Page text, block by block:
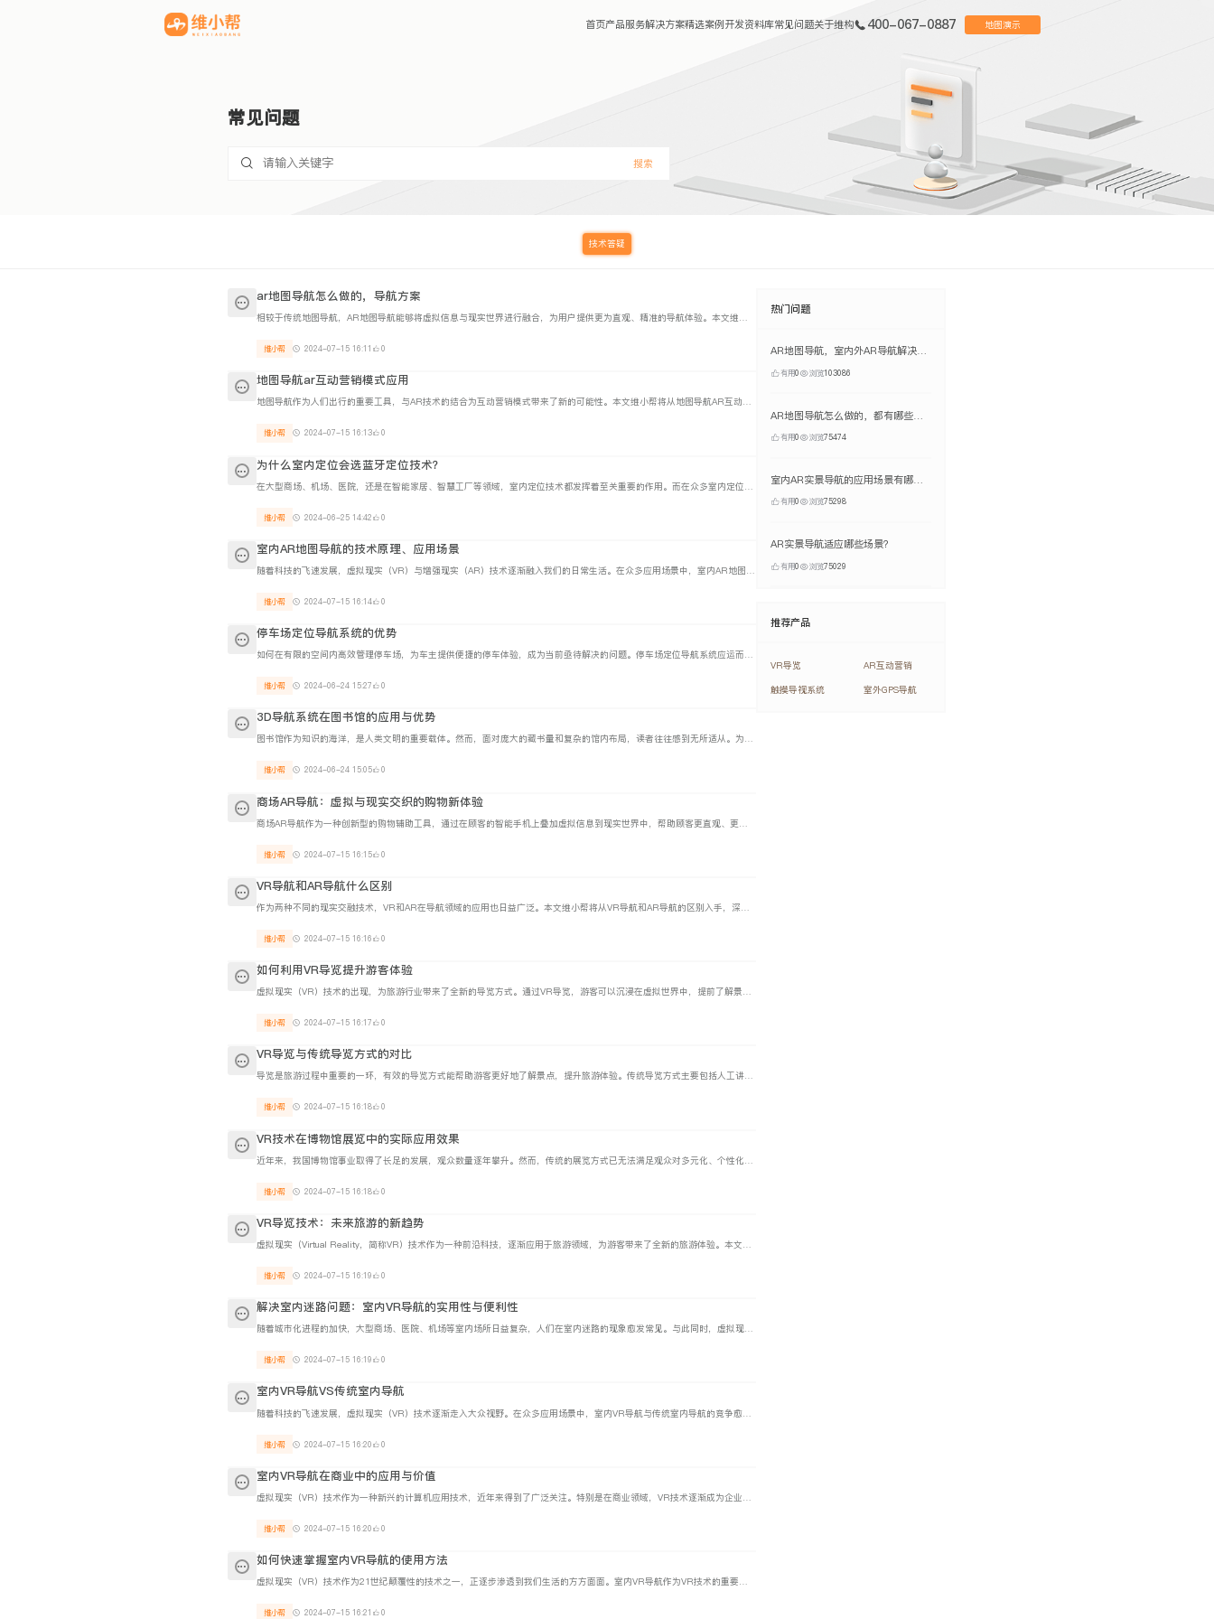
首页产品服务解决方案精选案例开发资料库常见问题关于维构 400-067-0887 地图演示
常见问题
搜索
技术答疑
ar地图导航怎么做的，导航方案
相较于传统地图导航，AR地图导航能够将虚拟信息与现实世界进行融合，为用户提供更为直观、精准的导航体验。本文维小帮将对AR地图导航的技术原理、实现方案的介绍。
维小帮 2024-07-15 16:11 0
地图导航ar互动营销模式应用
地图导航作为人们出行的重要工具，与AR技术的结合为互动营销模式带来了新的可能性。本文维小帮将从地图导航AR互动营销的背景、特点、应用场景等方面进行深入介绍。
维小帮 2024-07-15 16:13 0
为什么室内定位会选蓝牙定位技术？
在大型商场、机场、医院，还是在智能家居、智慧工厂等领域，室内定位技术都发挥着至关重要的作用。而在众多室内定位技术中，蓝牙定位技术是室内定位的主流选择。那么，为什么室内定位一般会选择蓝牙定位技术呢？本文维小帮将从以下几个方面进行分析介绍。
维小帮 2024-06-25 14:42 0
室内AR地图导航的技术原理、应用场景
随着科技的飞速发展，虚拟现实（VR）与增强现实（AR）技术逐渐融入我们的日常生活。在众多应用场景中，室内AR地图导航无疑是一项极具创新与实用价值的突破。本文维小帮将从室内AR地图导航的技术原理、应用场景等角度展开介绍。
维小帮 2024-07-15 16:14 0
停车场定位导航系统的优势
如何在有限的空间内高效管理停车场，为车主提供便捷的停车体验，成为当前亟待解决的问题。停车场定位导航系统应运而生，通过整合车辆管理系统，提供车位引导、反向寻车等一体化室内导航解决方案，为解决停车难题带来了新思路。
维小帮 2024-06-24 15:27 0
3D导航系统在图书馆的应用与优势
图书馆作为知识的海洋，是人类文明的重要载体。然而，面对庞大的藏书量和复杂的馆内布局，读者往往感到无所适从。为了解决这一问题，3D导航系统应运而生。为了解决这一问题，3D导航系统应运而生。
维小帮 2024-06-24 15:05 0
商场AR导航：虚拟与现实交织的购物新体验
商场AR导航作为一种创新型的购物辅助工具，通过在顾客的智能手机上叠加虚拟信息到现实世界中，帮助顾客更直观、更便捷地找到他们想要的商品或店铺。本文维小帮将从商场AR导航的技术原理、应用场景等方面展开介绍。
维小帮 2024-07-15 16:15 0
VR导航和AR导航什么区别
作为两种不同的现实交融技术，VR和AR在导航领域的应用也日益广泛。本文维小帮将从VR导航和AR导航的区别入手，深入探讨这两种技术在导航领域的区别。
维小帮 2024-07-15 16:16 0
如何利用VR导览提升游客体验
虚拟现实（VR）技术的出现，为旅游行业带来了全新的导览方式。通过VR导览，游客可以沉浸在虚拟世界中，提前了解景区特色，提升旅游体验。本文将从多个角度探讨如何利用VR导览技术提升游客体验。
维小帮 2024-07-15 16:17 0
VR导览与传统导览方式的对比
导览是旅游过程中重要的一环，有效的导览方式能帮助游客更好地了解景点，提升旅游体验。传统导览方式主要包括人工讲解、语音导览器、宣传册等，而随着科技的发展，VR导览逐渐成为旅游市场的新宠。本文维小帮将从多个维度对比分析VR导览与传统导览方式的优势和劣势。
维小帮 2024-07-15 16:18 0
VR技术在博物馆展览中的实际应用效果
近年来，我国博物馆事业取得了长足的发展，观众数量逐年攀升。然而，传统的展览方式已无法满足观众对多元化、个性化展览的需求。在此背景下，VR技术凭借其沉浸式、互动性强的特点，为博物馆展览提供了新的可能性。
维小帮 2024-07-15 16:18 0
VR导览技术：未来旅游的新趋势
虚拟现实（Virtual Reality，简称VR）技术作为一种前沿科技，逐渐应用于旅游领域，为游客带来了全新的旅游体验。本文维小帮将从VR技术在旅游导览中的应用和前景两个方面展开论述，探讨未来旅游市场的新趋势。
维小帮 2024-07-15 16:19 0
解决室内迷路问题：室内VR导航的实用性与便利性
随着城市化进程的加快，大型商场、医院、机场等室内场所日益复杂，人们在室内迷路的现象愈发常见。与此同时，虚拟现实（VR）技术逐渐应用于室内导航领域，为解决室内迷路问题提供了新的可能。本文维小帮将从室内VR导航的实用性与便利性两个方面，探讨这一技术为室内出行带来的变革。
维小帮 2024-07-15 16:19 0
室内VR导航VS传统室内导航
随着科技的飞速发展，虚拟现实（VR）技术逐渐走入大众视野。在众多应用场景中，室内VR导航与传统室内导航的竞争愈发激烈。本文维小帮将从技术原理、用户体验、应用场景等方面对比这两种导航方式，探讨各自的优缺点。
维小帮 2024-07-15 16:20 0
室内VR导航在商业中的应用与价值
虚拟现实（VR）技术作为一种新兴的计算机应用技术，近年来得到了广泛关注。特别是在商业领域，VR技术逐渐成为企业竞争的新焦点。室内VR导航作为VR技术的一个重要应用方向，不仅为消费者提供了全新的购物体验，还为企业带来了巨大的商业价值。
维小帮 2024-07-15 16:20 0
如何快速掌握室内VR导航的使用方法
虚拟现实（VR）技术作为21世纪颠覆性的技术之一，正逐步渗透到我们生活的方方面面。室内VR导航作为VR技术的重要应用，在医疗、教育、房地产等领域也展现出巨大的价值。
维小帮 2024-07-15 16:21 0
热门问题
AR地图导航，室内外AR导航解决方案
有用0 浏览103086
AR地图导航怎么做的，都有哪些应用
有用0 浏览75474
室内AR实景导航的应用场景有哪些？
有用0 浏览75298
AR实景导航适应哪些场景？
有用0 浏览75029
推荐产品
VR导览 AR互动营销
触摸导视系统 室外GPS导航